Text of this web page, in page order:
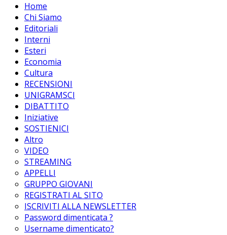
Home
Chi Siamo
Editoriali
Interni
Esteri
Economia
Cultura
RECENSIONI
UNIGRAMSCI
DIBATTITO
Iniziative
SOSTIENICI
Altro
VIDEO
STREAMING
APPELLI
GRUPPO GIOVANI
REGISTRATI AL SITO
ISCRIVITI ALLA NEWSLETTER
Password dimenticata ?
Username dimenticato?